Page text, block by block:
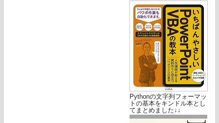
Pythonの文字列フォーマッ
トの基本をキンドル本とし
てまとめました↓↓